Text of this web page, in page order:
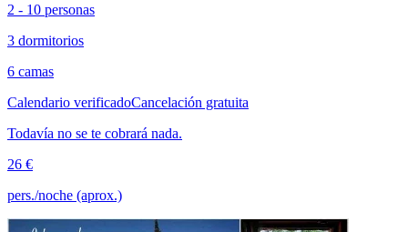
2 - 10 personas
3 dormitorios
6 camas
Calendario verificadoCancelación gratuita
Todavía no se te cobrará nada.
26 €
pers./noche (aprox.)